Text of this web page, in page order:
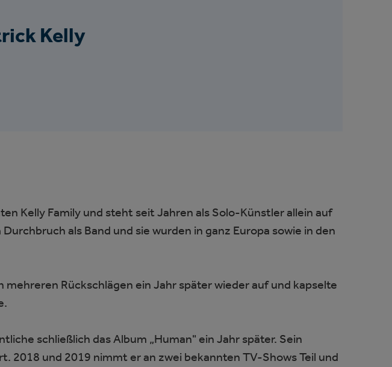
Kelly
Kelly Family und steht seit Jahren als Solo-Künstler allein auf
als Band und sie wurden in ganz Europa sowie in den
Rückschlägen ein Jahr später wieder auf und kapselte
schließlich das Album „Human" ein Jahr später. Sein
2018 und 2019 nimmt er an zwei bekannten TV-Shows Teil und